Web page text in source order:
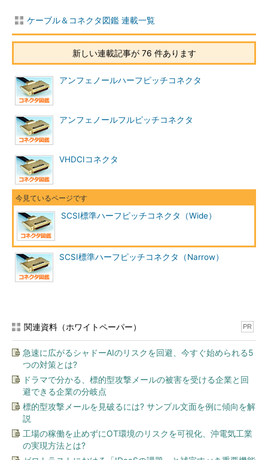
ケーブル＆コネクタ図鑑 連載一覧
新しい連載記事が 76 件あります
アンフェノールハーフピッチコネクタ
アンフェノールフルピッチコネクタ
VHDCIコネクタ
SCSI標準ハーフピッチコネクタ（Wide）
SCSI標準ハーフピッチコネクタ（Narrow）
関連資料（ホワイトペーパー） PR
急速に広がるシャドーAIのリスクを回避、今すぐ始められる5
つの対策とは?
ドラマで分かる、標的型攻撃メールの被害を受ける企業と回
避できる企業の分岐点
標的型攻撃メールを見破るには? サンプル文面を例に傾向を解
説
工場の稼働を止めずにOT環境のリスクを可視化、沖電気工業
の実現方法とは?